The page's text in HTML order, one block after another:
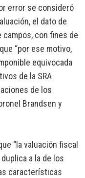
error se consideró
el dato de
con fines de
“por ese motivo,
equivocada
de la SRA
de los
Brandsen y
“la valuación fiscal
a la de los
características